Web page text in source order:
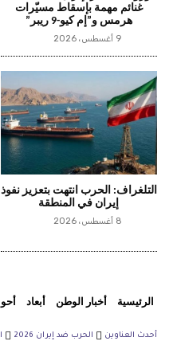
غنائم مهمة بإسقاط مسيّرات
هرمس و”إم كيو-9 ريبر”
9 أغسطس، 2026
التلغراف: الحرب انتهت بتعزيز نفوذ
إيران في المنطقة
8 أغسطس، 2026